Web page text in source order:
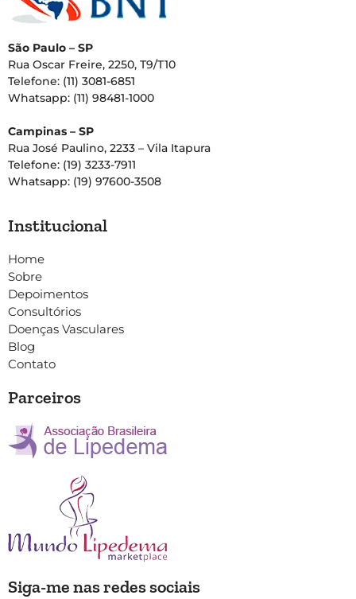
São Paulo – SP
Rua Oscar Freire, 2250, T9/T10
Telefone: (11) 3081-6851
Whatsapp: (11) 98481-1000
Campinas – SP
Rua José Paulino, 2233 – Vila Itapura
Telefone: (19) 3233-7911
Whatsapp: (19) 97600-3508
Institucional
Home
Sobre
Depoimentos
Consultórios
Doenças Vasculares
Blog
Contato
Parceiros
Siga-me nas redes sociais